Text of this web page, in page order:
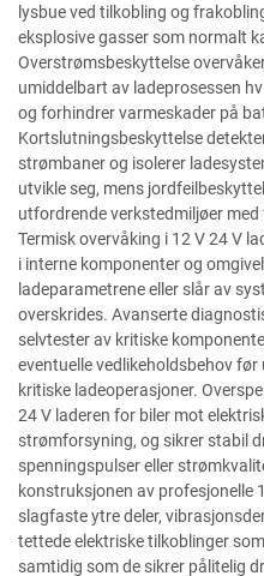
lysbue ved tilkobling og
eksplosive gasser som normalt
Overstrømsbeskyttelse
umiddelbart av ladeprosessen
og forhindrer varmeskader på
Kortslutningsbeskyttelse
strømbaner og isolerer
utvikle seg, mens
utfordrende verkstedmiljøer
Termisk overvåking i 12 V 24 V
i interne komponenter og
ladeparametrene eller slår av
overskrides. Avanserte
selvtester av kritiske
eventuelle vedlikeholdsbehov
kritiske ladeoperasjoner.
24 V laderen for biler mot
strømforsyning, og sikrer stabil
spenningspulser eller
konstruksjonen av profesjonelle
slagfaste ytre deler,
tettede elektriske tilkoblinger
samtidig som de sikrer pålitelig